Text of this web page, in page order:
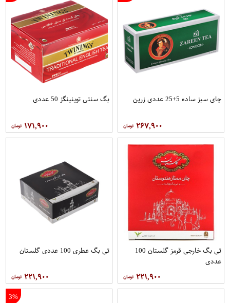
چای سبز ساده 5+25 عددی زرین
۲۶۷,۹۰۰
بگ سنتی توینینگز 50 عددی
۱۷۱,۹۰۰
تی بگ خارجی قرمز گلستان 100
عددی
۲۲۱,۹۰۰
تی بگ عطری 100 عددی گلستان
۲۲۱,۹۰۰
3%